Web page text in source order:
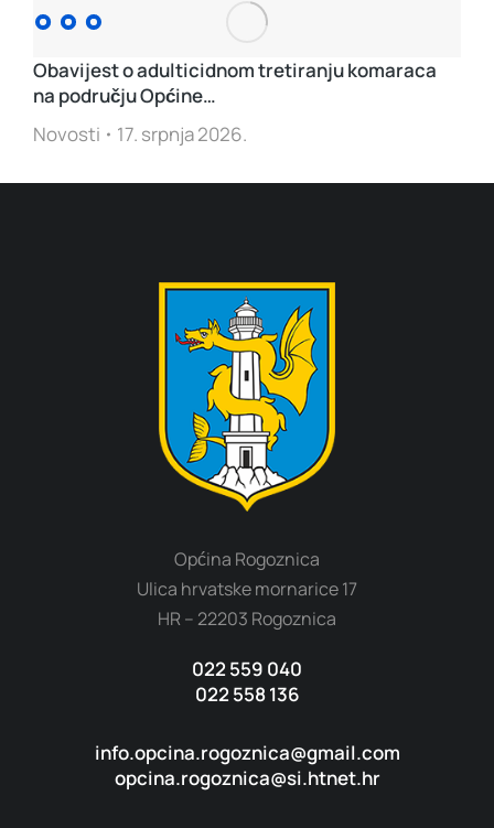
Obavijest o adulticidnom tretiranju komaraca
na području Općine…
Novosti
17. srpnja 2026.
Općina Rogoznica
Ulica hrvatske mornarice 17
HR – 22203 Rogoznica
022 559 040
022 558 136
info.opcina.rogoznica@gmail.com
opcina.rogoznica@si.htnet.hr